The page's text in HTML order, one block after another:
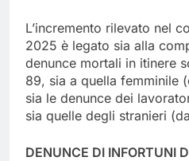
L’incremento rilevato nel
2025 è legato sia alla
denunce mortali in itinere
89, sia a quella femminile
sia le denunce dei
sia quelle degli stranieri
DENUNCE DI INFORTUNI